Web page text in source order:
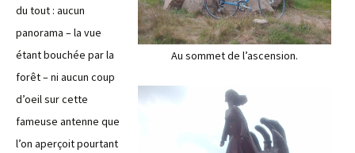
du tout : aucun
panorama – la vue
étant bouchée par la
forêt – ni aucun coup
d’oeil sur cette
fameuse antenne que
l’on aperçoit pourtant
Au sommet de l’ascension.